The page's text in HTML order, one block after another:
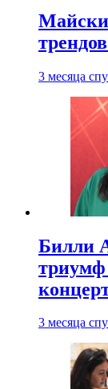
3 месяца
Билли
триумф
3 месяца